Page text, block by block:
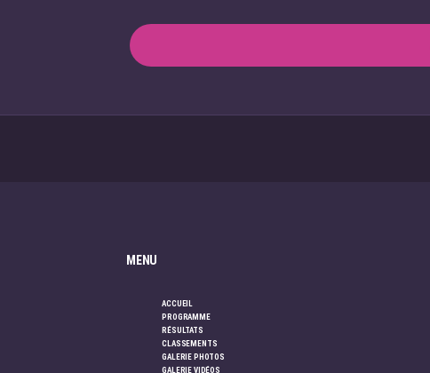
MENU
ACCUEIL
PROGRAMME
RÉSULTATS
CLASSEMENTS
GALERIE PHOTOS
GALERIE VIDÉOS